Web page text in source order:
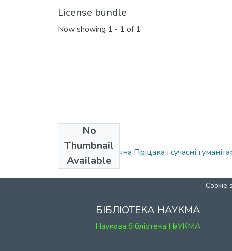
License bundle
Now showing 1 - 1 of 1
No
Thumbnail
Available
Collections
Спадщина Омеляна Пріцака і сучасні
Cookie
БІБЛІОТЕКА НАУКМА
Наукова бібліотека НаУКМА